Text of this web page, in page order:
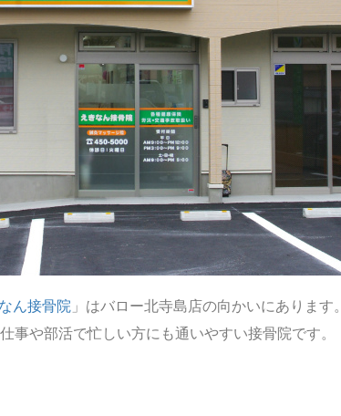
ん接骨院 」はバロー北寺島店の向かいにあります。
事や部活で忙しい方にも通いやすい接骨院です。